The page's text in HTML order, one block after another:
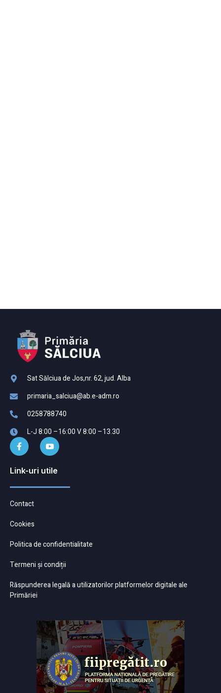
Sat Sălciua de Jos,nr. 62, jud. Alba
primaria_salciua@ab.e-adm.ro
0258788740
L-J 8:00 –16:00 V 8:00 –13.30
Link-uri utile
Contact
Cookies
Politica de confidentialitate
Termeni și condiții
Răspunderea legală a utilizatorilor platformelor digitale ale
Primăriei